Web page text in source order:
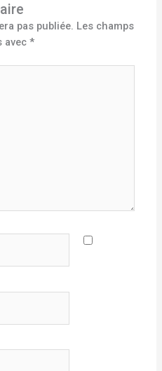
pas publiée. Les champs
avec*